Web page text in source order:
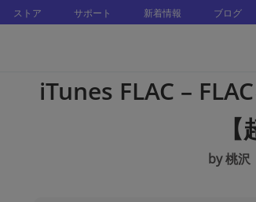
ストア サポート 新着情報 ブログ
iTunes FLAC –
by 桃